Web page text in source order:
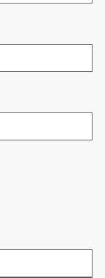
弊社は、個人情報を
について